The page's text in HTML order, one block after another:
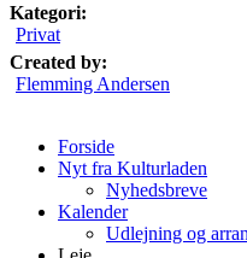
Kategori:
Privat
Created by:
Flemming Andersen
Forside
Nyt fra Kulturladen
Nyhedsbreve
Kalender
Udlejning og